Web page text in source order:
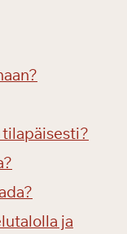
tilapäisesti?
ja